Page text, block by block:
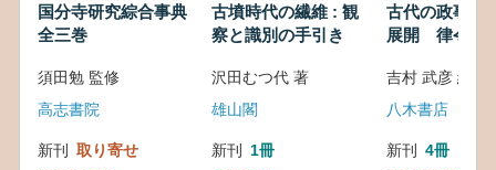
国分寺研究綜合事典
全三巻
須田勉 監修
高志書院
新刊 取り寄せ
古墳時代の繊維 : 観
察と識別の手引き
沢田むつ代 著
雄山閣
新刊 1冊
古代の政事と
展開 律令・
吉村 武彦 編集
八木書店
新刊 4冊